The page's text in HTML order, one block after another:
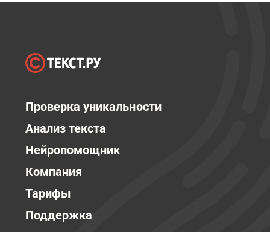
Проверка уникальности
Анализ текста
Нейропомощник
Компания
Тарифы
Поддержка